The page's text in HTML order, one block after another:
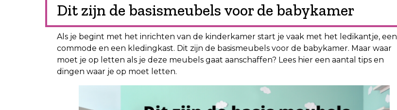
Dit zijn de basismeubels voor de babykamer
Als je begint met het inrichten van de kinderkamer start je vaak met het ledikantje, een
commode en een kledingkast. Dit zijn de basismeubels voor de babykamer. Maar waar
moet je op letten als je deze meubels gaat aanschaffen? Lees hier een aantal tips en
dingen waar je op moet letten.